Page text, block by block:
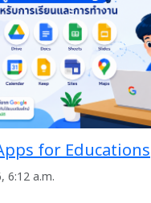
for Educations
6:12 a.m.